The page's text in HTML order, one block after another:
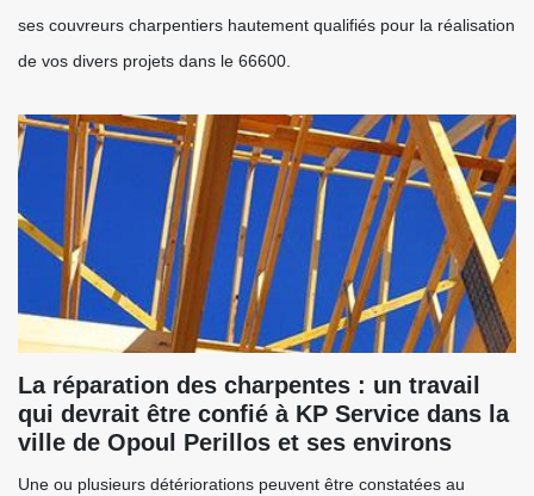
ses couvreurs charpentiers hautement qualifiés pour la réalisation
de vos divers projets dans le 66600.
La réparation des charpentes : un travail
qui devrait être confié à KP Service dans la
ville de Opoul Perillos et ses environs
Une ou plusieurs détériorations peuvent être constatées au